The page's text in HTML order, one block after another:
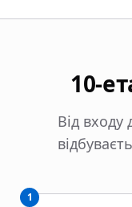
10-
Від
1